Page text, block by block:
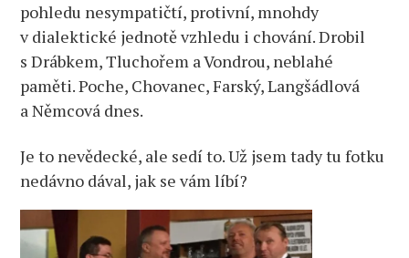
pohledu nesympatičtí, protivní, mnohdy
v dialektické jednotě vzhledu i chování. Drobil
s Drábkem, Tluchořem a Vondrou, neblahé
paměti. Poche, Chovanec, Farský, Langšádlová
a Němcová dnes.
Je to nevědecké, ale sedí to. Už jsem tady tu fotku
nedávno dával, jak se vám líbí?